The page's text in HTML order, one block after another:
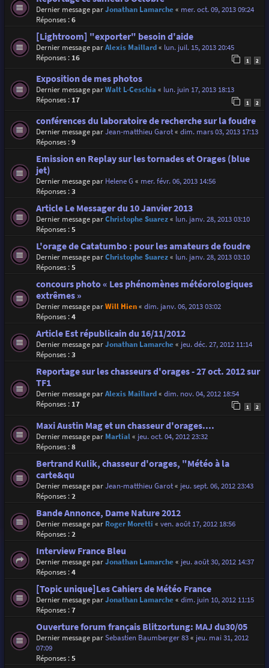
Dernier message parJonathan Lamarche« mer. oct. 09, 2013 09:24
Réponses :6
[Lightroom] "exporter" besoin d'aide
Dernier message parAlexis Maillard« lun. juil. 15, 2013 20:45
Réponses : 16 1 2
Exposition de mes photos
Dernier message parWalt L-Ceschia « lun. juin 17, 2013 18:13
Réponses : 17 1 2
conférences du laboratoire de recherche sur la foudre
Dernier message parJean-matthieu Garot« dim. mars 03, 2013 17:13
Réponses :9
Emission en Replay sur les tornades et Orages (blue
jet)
Dernier message par Helene G« mer. févr. 06, 2013 14:56
Réponses :3
Article Le Messager du 10 Janvier 2013
Dernier message parChristophe Suarez« lun. janv. 28, 2013 03:10
Réponses :5
L'orage de Catatumbo : pour les amateurs de foudre
Dernier message parChristophe Suarez« lun. janv. 28, 2013 03:10
Réponses :5
concours photo « Les phénomènes météorologiques
extrêmes »
Dernier message parWill Hien« dim. janv. 06, 2013 03:02
Réponses :4
Article Est républicain du 16/11/2012
Dernier message parJonathan Lamarche« jeu. déc. 27, 2012 11:14
Réponses :3
Reportage sur les chasseurs d'orages - 27 oct. 2012 sur
TF1
Dernier message parAlexis Maillard« dim. nov. 04, 2012 18:54
Réponses : 17 1 2
Maxi Austin Mag et un chasseur d'orages....
Dernier message par Martial« jeu. oct. 04, 2012 23:32
Réponses :8
Bertrand Kulik, chasseur d'orages, "Météo à la
carte&qu
Dernier message parJean-matthieu Garot« jeu. sept. 06, 2012 23:43
Réponses :2
Bande Annonce, Dame Nature 2012
Dernier message par Roger Moretti « ven. août 17, 2012 18:56
Réponses :2
Interview France Bleu
Dernier message parJonathan Lamarche« jeu. août 30, 2012 14:37
Réponses :4
[Topic unique]Les Cahiers de Météo France
Dernier message parJonathan Lamarche« dim. juin 10, 2012 11:15
Réponses :7
Ouverture forum français Blitzortung: MAJ du30/05
Dernier message parSebastien Baumberger 83« jeu. mai 31, 2012
07:09
Réponses :5